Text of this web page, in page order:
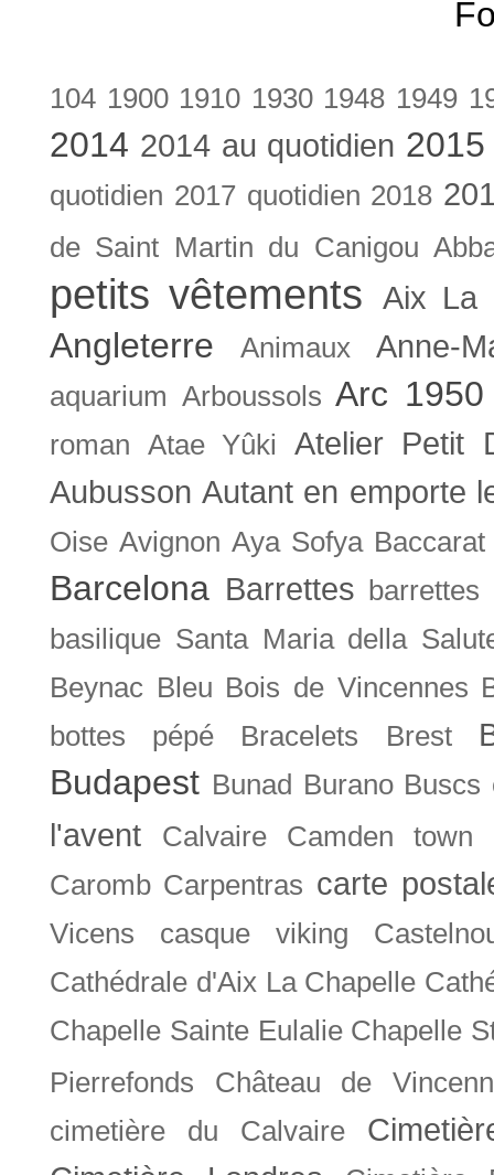
104 1900 1910 1930 1948 1949
2014 2014 au quotidien
quotidien 2017 quotidien 2018
de Saint Martin du Canigou
petits vêtements Aix La
Angleterre Animaux Anne-
aquarium Arboussols Arc 1950
roman Atae Yûki
Atelier Petit
Aubusson Autant en emporte
Oise Avignon Aya Sofya Baccarat
Barcelona Barrettes barrettes
basilique Santa Maria della
Beynac Bleu Bois de Vincennes
bottes pépé
Bracelets Brest
Budapest Bunad Burano Buscs
l'avent Calvaire Camden town
Caromb Carpentras carte
Vicens casque viking
Cathédrale d'Aix La Chapelle
Chapelle Sainte Eulalie Chapelle
Pierrefonds
Château de
cimetière du Calvaire